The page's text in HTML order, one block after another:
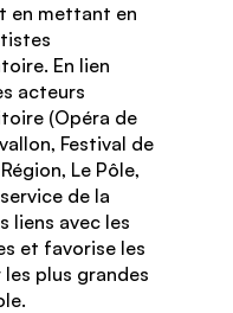
en mettant en
En lien
acteurs
(Opéra de
Festival de
Le Pôle,
de la
liens avec les
et favorise les
plus grandes